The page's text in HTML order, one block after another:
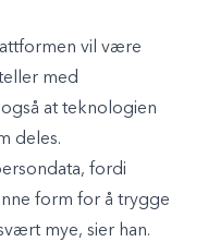
vil være
med
at teknologien
deles.
fordi
form for å trygge
mye, sier han.